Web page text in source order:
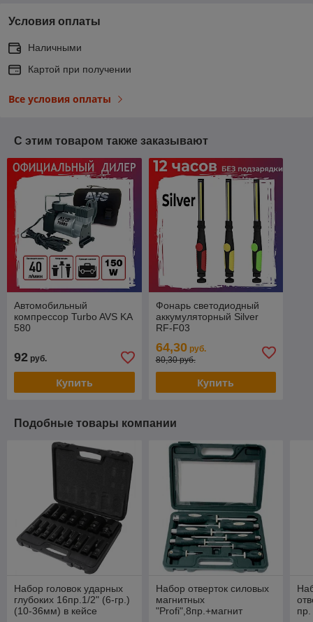
Условия оплаты
Наличными
Картой при получении
Все условия оплаты
С этим товаром также заказывают
Автомобильный
компрессор Turbo AVS KA
580
92 руб.
Купить
Фонарь светодиодный
аккумуляторный Silver
RF-F03
64,30руб.
80,30 руб.
Купить
Подобные товары компании
Набор головок ударных
глубоких 16пр.1/2" (6-гр.)
(10-36мм) в кейсе
Набор отверток силовых
магнитных
"Profi",8пр.+магнит
пр.